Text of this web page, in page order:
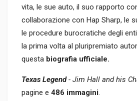
vita, le sue auto, il suo rapporto
collaborazione con Hap Sharp, le
le procedure burocratiche degli
la prima volta al pluripremiato
questa biografia ufficiale.
Texas Legend- Jim Hall and his
pagine e 486 immagini.